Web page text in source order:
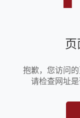
抱歉，您访问
请检查网址